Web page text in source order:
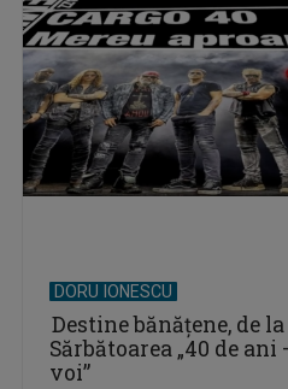
DORU IONESCU
Destine bănăţene, de
Sărbătoarea „40 de
voi”